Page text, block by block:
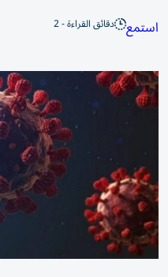
استمع دقائق القراءة - 2